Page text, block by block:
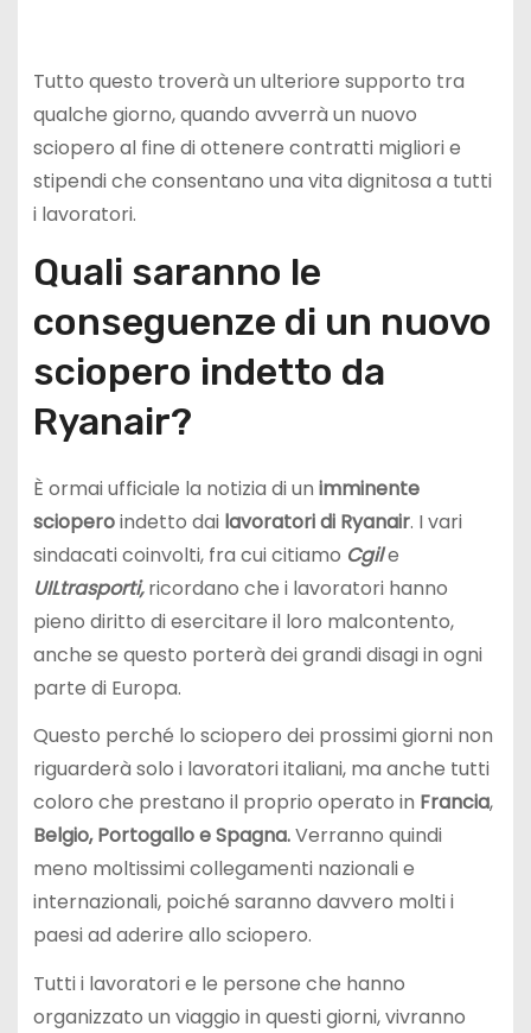
Tutto questo troverà un ulteriore supporto tra
qualche giorno, quando avverrà un nuovo
sciopero al fine di ottenere contratti migliori e
stipendi che consentano una vita dignitosa a tutti
i lavoratori.
Quali saranno le
conseguenze di un nuovo
sciopero indetto da
Ryanair?
È ormai ufficiale la notizia di un imminente
scioperoindetto dai lavoratori di Ryanair. I vari
sindacati coinvolti, fra cui citiamo Cgile
UILtrasporti,ricordano che i lavoratori hanno
pieno diritto di esercitare il loro malcontento,
anche se questo porterà dei grandi disagi in ogni
parte di Europa.
Questo perché lo sciopero dei prossimi giorni non
riguarderà solo i lavoratori italiani, ma anche tutti
coloro che prestano il proprio operato in Francia,
Belgio, Portogallo e Spagna.Verranno quindi
meno moltissimi collegamenti nazionali e
internazionali, poiché saranno davvero molti i
paesi ad aderire allo sciopero.
Tutti i lavoratori e le persone che hanno
organizzato un viaggio in questi giorni, vivranno